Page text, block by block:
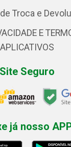
Troca e
E
APLICATIVOS
Site Seguro
já nosso